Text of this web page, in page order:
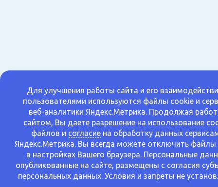
Для улучшения работы сайта и его
пользователями используются файлы cookie и
веб-аналитики Яндекс.Метрика. Продолжая
сайтом, Вы даете разрешение на использование
файлов и согласие на обработку данных
Яндекс.Метрика. Вы всегда можете отключить файлы
в настройках Вашего браузера. Персональные
опубликованные на сайте, размещены с согласия
персональных данных. Условия и запреты не